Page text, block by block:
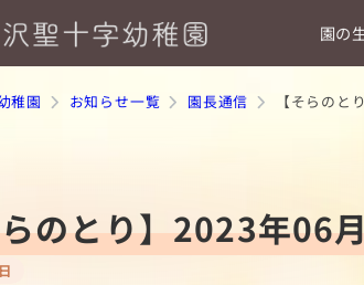
園の
稚園 お知らせ一覧 園長通信 【そらのと
のとり】2023年06